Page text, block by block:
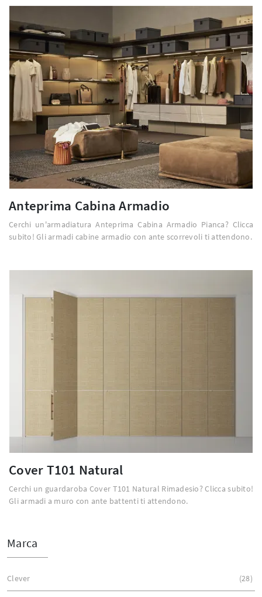
Anteprima Cabina Armadio
Cerchi un'armadiatura Anteprima Cabina Armadio Pianca? Clicca
subito! Gli armadi cabine armadio con ante scorrevoli ti attendono.
Cover T101 Natural
Cerchi un guardaroba Cover T101 Natural Rimadesio? Clicca subito!
Gli armadi a muro con ante battenti ti attendono.
Marca
Clever 28